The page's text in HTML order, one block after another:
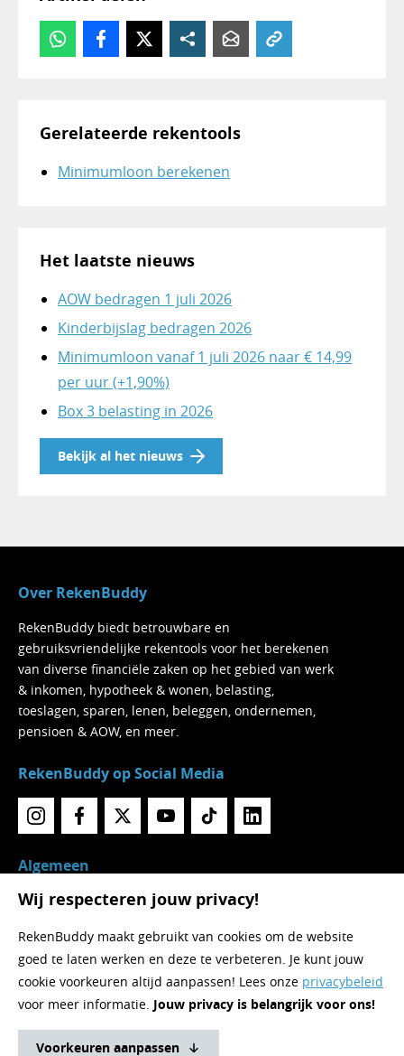
Gerelateerde rekentools
Minimumloon berekenen
Het laatste nieuws
AOW bedragen 1 juli 2026
Kinderbijslag bedragen 2026
Minimumloon vanaf 1 juli 2026 naar € 14,99
per uur (+1,90%)
Box 3 belasting in 2026
Bekijk al het nieuws
Over RekenBuddy
RekenBuddy biedt betrouwbare en
gebruiksvriendelijke rekentools voor het berekenen
van diverse financiële zaken op het gebied van werk
& inkomen, hypotheek & wonen, belasting,
toeslagen, sparen, lenen, beleggen, ondernemen,
pensioen & AOW, en meer.
RekenBuddy op Social Media
Algemeen
Home
Rekentools
Nieuws
Sitemap
Wij respecteren jouw privacy!
RekenBuddy maakt gebruikt van cookies om de website
goed te laten werken en deze te verbeteren. Je kunt jouw
cookie voorkeuren altijd aanpassen! Lees onze privacybeleid
voor meer informatie. Jouw privacy is belangrijk voor ons!
Voorkeuren aanpassen